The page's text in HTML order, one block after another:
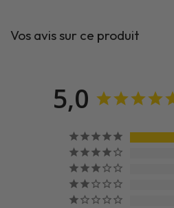
Vos avis sur ce produit
5,0